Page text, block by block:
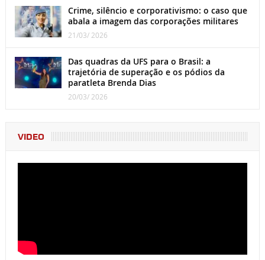
Crime, silêncio e corporativismo: o caso que
abala a imagem das corporações militares
21/03/ 2026
Das quadras da UFS para o Brasil: a
trajetória de superação e os pódios da
paratleta Brenda Dias
20/03/ 2026
VIDEO